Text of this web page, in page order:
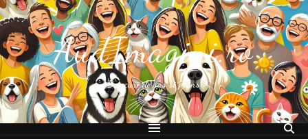
AudImagini.ro
Bancuri de ras si plans